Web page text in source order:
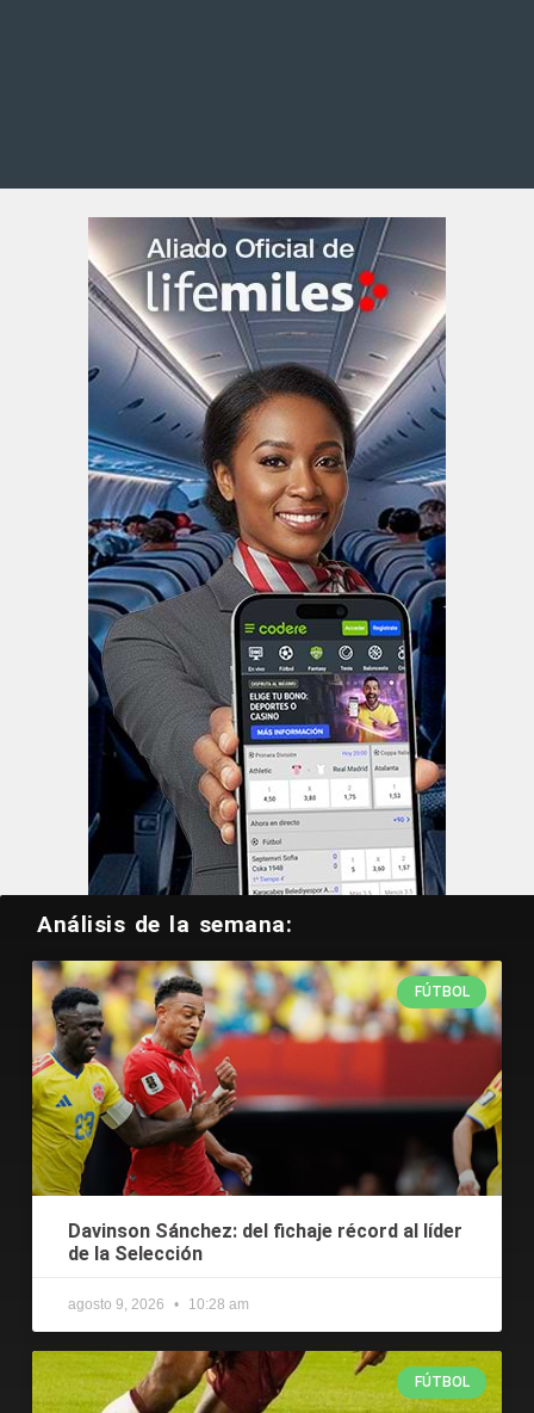
Análisis de la semana:
FÚTBOL
Davinson Sánchez: del fichaje récord al líder
de la Selección
agosto 9, 2026 10:28 am
FÚTBOL